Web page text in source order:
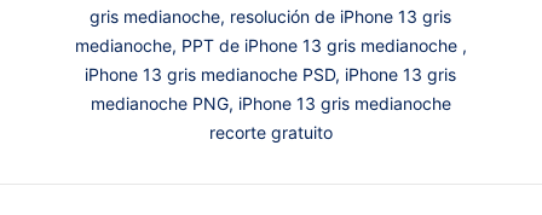
gris medianoche, resolución de iPhone 13 gris
medianoche, PPT de iPhone 13 gris medianoche ,
iPhone 13 gris medianoche PSD, iPhone 13 gris
medianoche PNG, iPhone 13 gris medianoche
recorte gratuito